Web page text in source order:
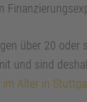
über 20 oder
und sind
Alter in